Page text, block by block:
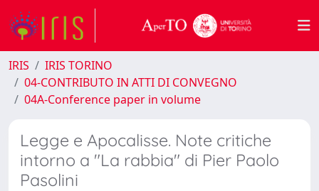
IRIS
IRIS TORINO
04-CONTRIBUTO IN ATTI DI CONVEGNO
04A-Conference paper in volume
Legge e Apocalisse. Note critiche
intorno a "La rabbia" di Pier Paolo
Pasolini